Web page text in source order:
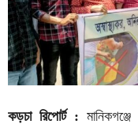
কড়চা রিপোর্ট :